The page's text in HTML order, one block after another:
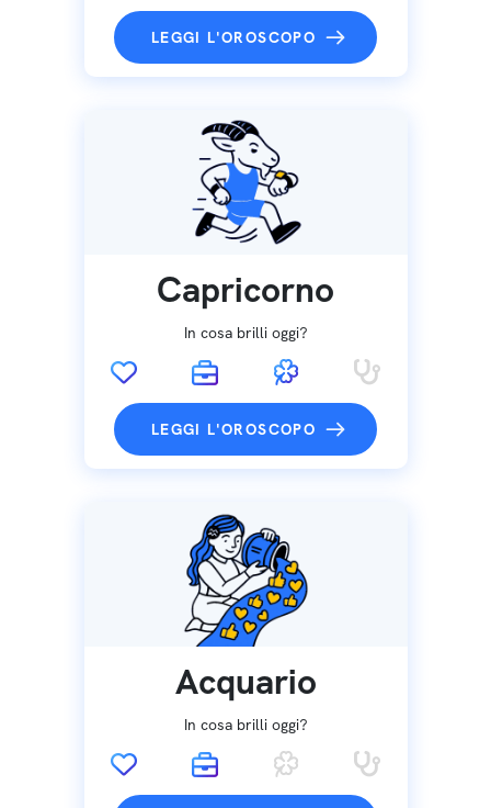
LEGGI L'OROSCOPO
Capricorno
In cosa brilli oggi?
LEGGI L'OROSCOPO
Acquario
In cosa brilli oggi?